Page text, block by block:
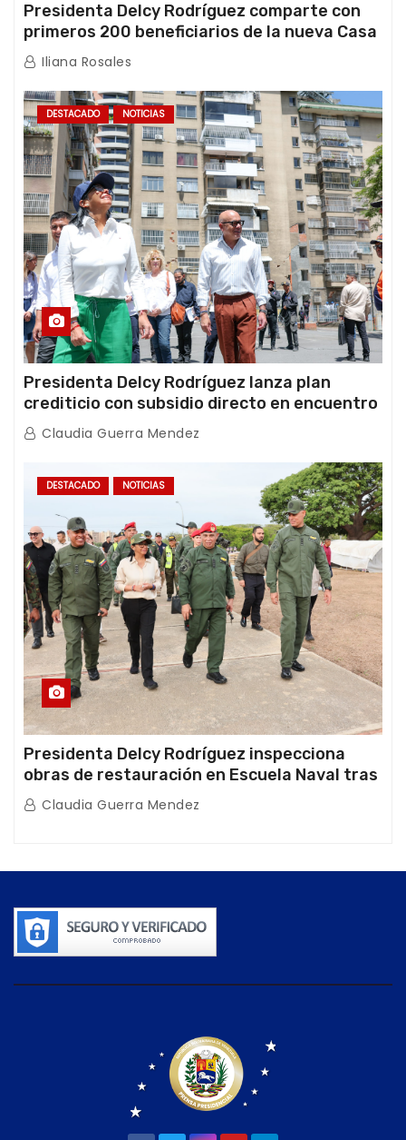
Presidenta Delcy Rodríguez comparte con
primeros 200 beneficiarios de la nueva Casa
de los Abuelos “La Primavera” en Caracas
Iliana Rosales
DESTACADO NOTICIAS
Presidenta Delcy Rodríguez lanza plan
crediticio con subsidio directo en encuentro
con Juntas de Condominio
Claudia Guerra Mendez
DESTACADO NOTICIAS
Presidenta Delcy Rodríguez inspecciona
obras de restauración en Escuela Naval tras
afectaciones sísmicas en La Guaira
Claudia Guerra Mendez